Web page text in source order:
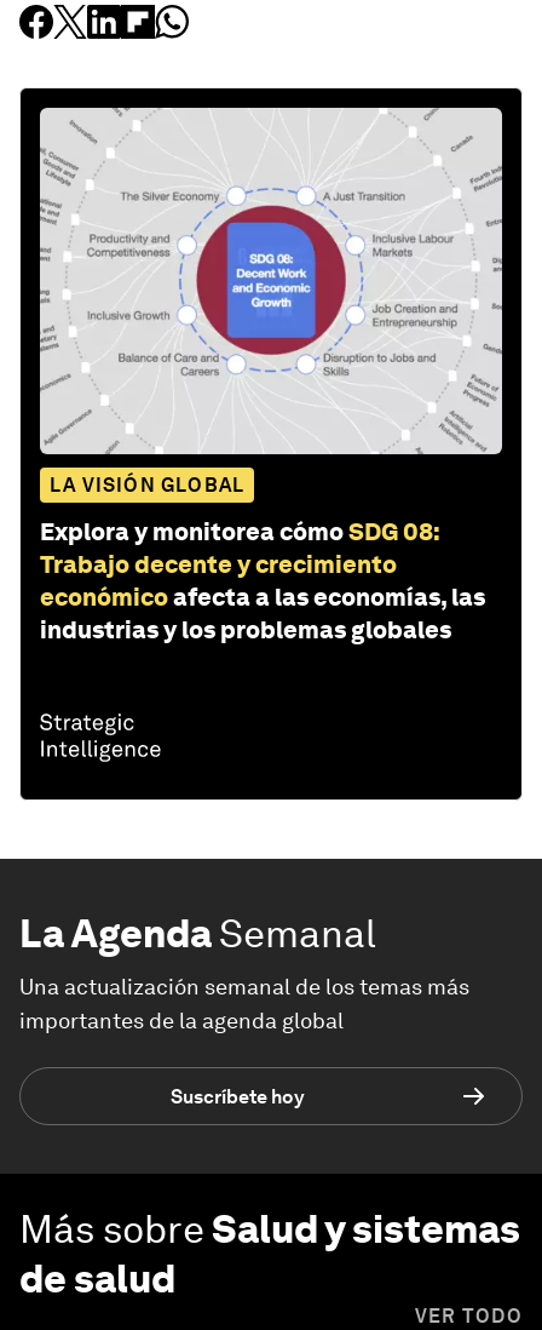
LA VISIÓN GLOBAL
Explora y monitorea cómoSDG 08:
Trabajo decente y crecimiento
económicoafecta a las economías, las
industrias y los problemas globales
La AgendaSemanal
Una actualización semanal de los temas más
importantes de la agenda global
Suscríbete hoy
Más sobreSalud y sistemas
de salud
VER TODO